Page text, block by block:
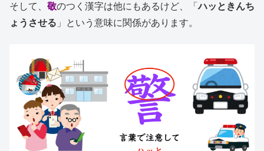
そして、 敬のつく漢字は他にもあるけど、「ハッときんち
ょうさせる 」という意味に関係があります。